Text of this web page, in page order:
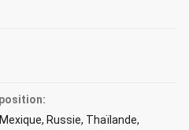
Russie, Thaïlande,